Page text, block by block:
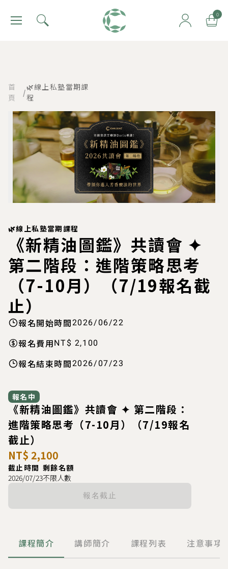
肯園 Canjune 0
首
頁
/
🌿線上私塾當期課
程
🌿線上私塾當期課程
《新精油圖鑑》共讀會 ✦
第二階段：進階策略思考
（7-10月）（7/19報名截
止）
報名開始時間2026/06/22
報名費用NT$ 2,100
報名結束時間2026/07/23
報名中
《新精油圖鑑》共讀會 ✦ 第二階段：
進階策略思考（7-10月）（7/19報名
截止）
NT$ 2,100
截止時間
2026/07/23
剩餘名額
不限人數
報名截止
課程簡介 講師簡介 課程列表 注意事項